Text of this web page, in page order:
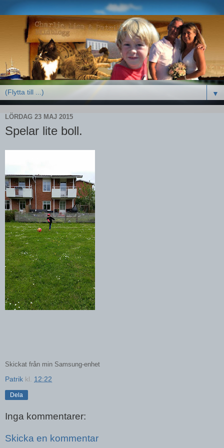
▼
LÖRDAG 23 MAJ 2015
Spelar lite boll.
Skickat från min Samsung-enhet
Patrik kl. 12:22
Dela
Inga kommentarer:
Skicka en kommentar